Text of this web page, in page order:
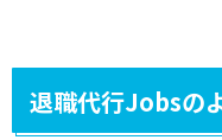
退職代行Jobsの